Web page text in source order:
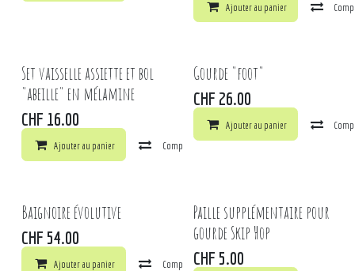
Ajouter au panier
Set vaisselle assiette et bol
"abeille" en mélamine
CHF 16.00
Ajouter au panier Comparer
Gourde "foot"
CHF 26.00
Ajouter au panier
Baignoire évolutive
CHF 54.00
Ajouter au panier Comparer Ajouter à la liste de souhaits
Paille supplémentaire pour
gourde Skip Hop
CHF 5.00